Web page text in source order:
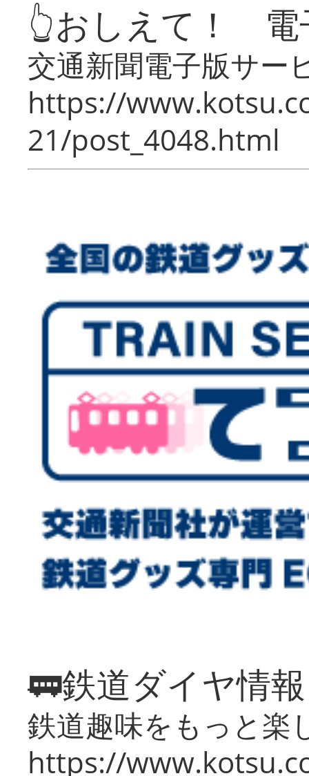
👆おしえて！ 電
交通新聞電子版サー
https://
21/post_4048.html
🚃鉄道ダイヤ情
鉄道趣味をもっと楽
https://